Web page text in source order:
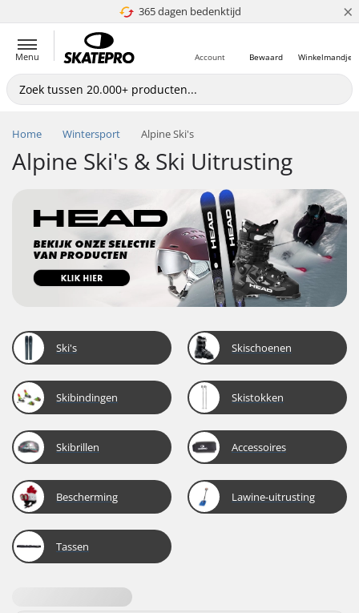
365 dagen bedenktijd
4.8 van 5 ×
Menu Winkelmandje
Bewaard
Account
Home Wintersport Alpine Ski's
Alpine Ski's & Ski Uitrusting
Ski's Skischoenen
Skibindingen Skistokken
Skibrillen Accessoires
Bescherming Lawine-uitrusting
Tassen